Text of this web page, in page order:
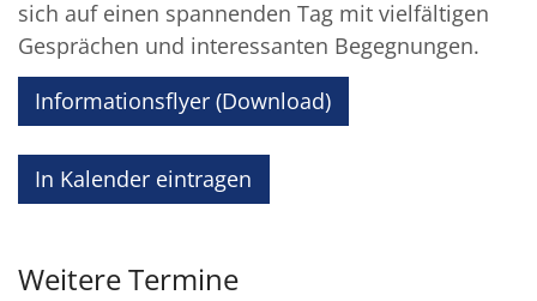
sich auf einen spannenden Tag mit vielfältigen
Gesprächen und interessanten Begegnungen.
Informationsflyer (Download)
In Kalender eintragen
Weitere Termine